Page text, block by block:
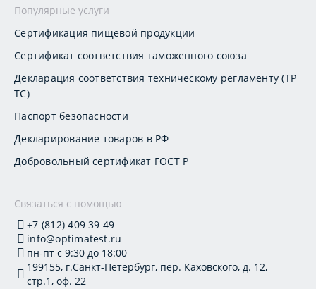
Популярные услуги
Сертификация пищевой продукции
Сертификат соответствия таможенного союза
Декларация соответствия техническому регламенту (ТР
ТС)
Паспорт безопасности
Декларирование товаров в РФ
Добровольный сертификат ГОСТ Р
Связаться с помощью
+7 (812) 409 39 49
info@optimatest.ru
пн-пт с 9:30 до 18:00
199155, г.Санкт-Петербург, пер. Каховского, д. 12,
стр.1, оф. 22